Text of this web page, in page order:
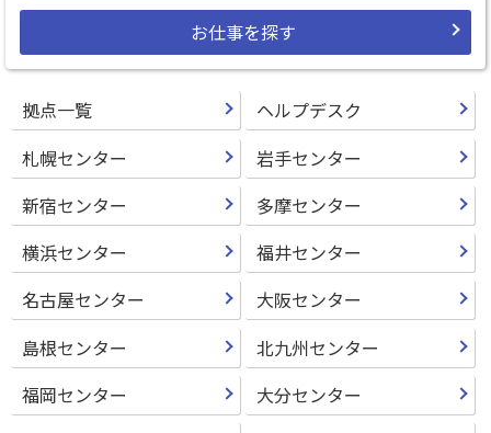
お仕事を探す
拠点一覧
ヘルプデスク
札幌センター
岩手センター
新宿センター
多摩センター
横浜センター
福井センター
名古屋センター
大阪センター
島根センター
北九州センター
福岡センター
大分センター